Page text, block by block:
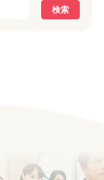
検索